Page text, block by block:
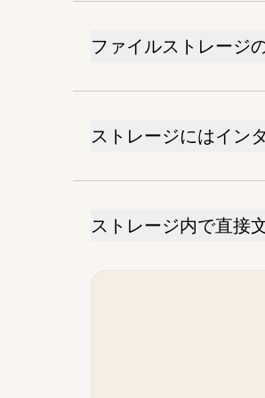
ファイルストレージ
ストレージにはイン
ストレージ内で直接